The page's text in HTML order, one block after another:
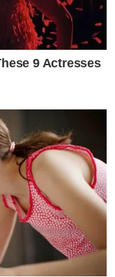
9 Actresses